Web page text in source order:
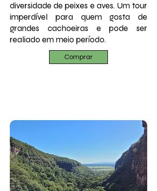
diversidade de peixes e aves. Um tour
imperdível para quem gosta de
grandes cachoeiras e pode ser
realiado em meio período.
Comprar